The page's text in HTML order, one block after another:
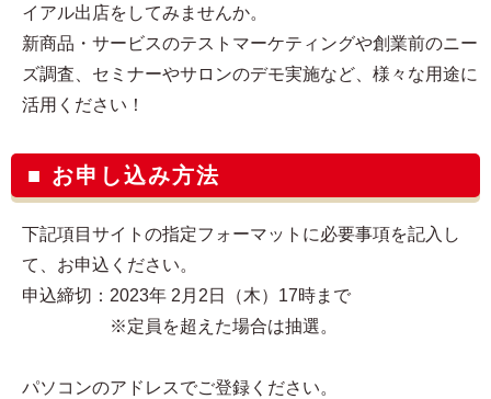
イアル出店をしてみませんか。
新商品・サービスのテストマーケティングや創業前のニー
ズ調査、セミナーやサロンのデモ実施など、様々な用途に
活用ください！
■ お申し込み方法
下記項目サイトの指定フォーマットに必要事項を記入し
て、お申込ください。
申込締切：2023年 2月2日（木）17時まで
※定員を超えた場合は抽選。
パソコンのアドレスでご登録ください。